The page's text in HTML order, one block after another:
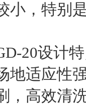
小，特别
20设计
地适应性
，高效清